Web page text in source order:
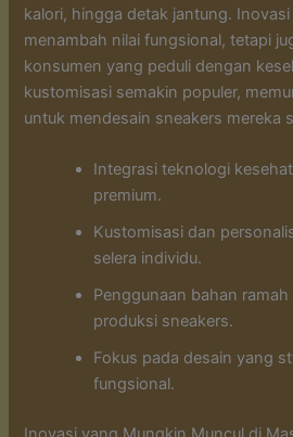
kalori, hingga detak jantung.
menambah nilai fungsional, tetapi
konsumen yang peduli dengan
kustomisasi semakin populer,
untuk mendesain sneakers mereka
Integrasi teknologi
premium.
Kustomisasi dan
selera individu.
Penggunaan bahan
produksi sneakers.
Fokus pada desain yang
fungsional.